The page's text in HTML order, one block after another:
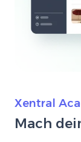
Xentral
Mach